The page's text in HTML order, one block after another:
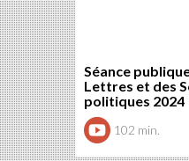
Séance
Lettres et des
politiques 2024
102 min.